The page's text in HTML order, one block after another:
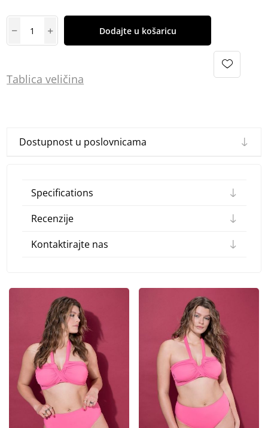
Dodajte u košaricu
Tablica veličina
Dostupnost u poslovnicama
Specifications
Recenzije
Kontaktirajte nas